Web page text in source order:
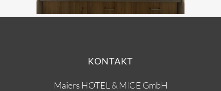
KONTAKT
Maiers HOTEL & MICE GmbH